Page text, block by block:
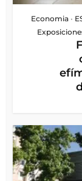
Economia •